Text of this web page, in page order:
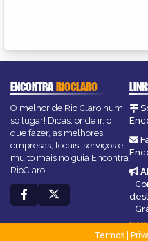
ENCONTRARIOCLARO
O melhor de Rio Claro num
só lugar! Dicas, onde ir, o
que fazer, as melhores
empresas, locais, serviços e
muito mais no guia Encontra
RioClaro.
Termos|